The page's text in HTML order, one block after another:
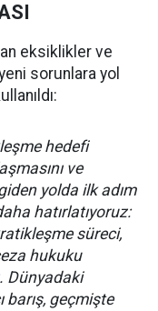
eksiklikler ve
sorunlara yol
hedefi
ve
yolda ilk adım
hatırlatıyoruz:
süreci,
hukuku
Dünyadaki
barış, geçmişte